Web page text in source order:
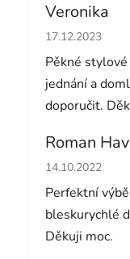
Veronika
Hodnocení
17.12.2023
Pěkné
jednání a
doporučit.
Roman
Hodnocení
14.10.2022
Perfektní
bleskurychlé
Děkuji moc.